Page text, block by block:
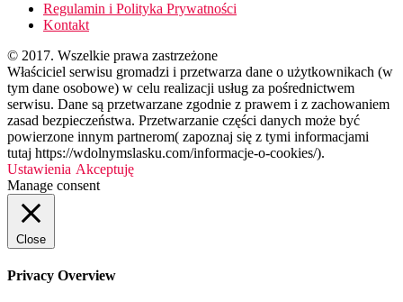
Regulamin i Polityka Prywatności
Kontakt
© 2017. Wszelkie prawa zastrzeżone
Właściciel serwisu gromadzi i przetwarza dane o użytkownikach (w
tym dane osobowe) w celu realizacji usług za pośrednictwem
serwisu. Dane są przetwarzane zgodnie z prawem i z zachowaniem
zasad bezpieczeństwa. Przetwarzanie części danych może być
powierzone innym partnerom( zapoznaj się z tymi informacjami
tutaj https://wdolnymslasku.com/informacje-o-cookies/).
Ustawienia Akceptuję
Manage consent
Close
Privacy Overview